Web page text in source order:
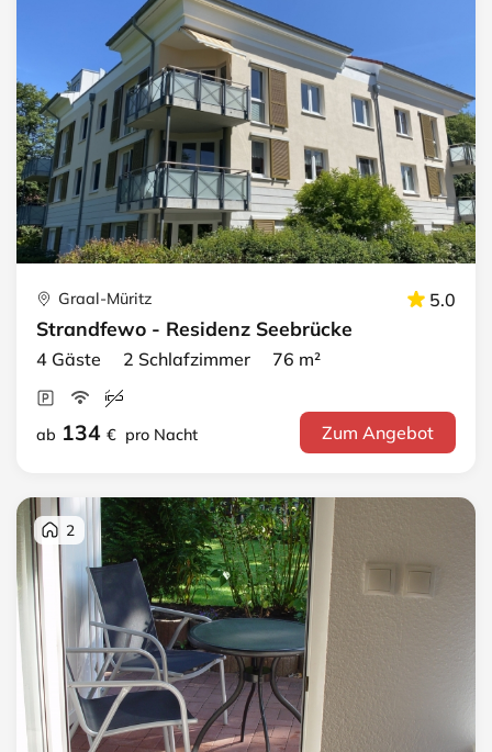
Graal-Müritz 5.0
Strandfewo - Residenz Seebrücke
4 Gäste 2 Schlafzimmer 76 m²
ab 134 € pro Nacht Zum Angebot
2